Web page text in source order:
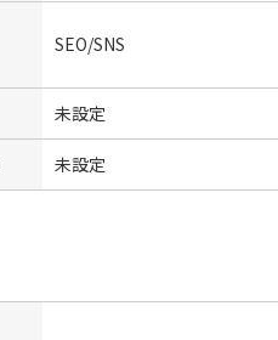
SEO/SNS
未設定
未設定